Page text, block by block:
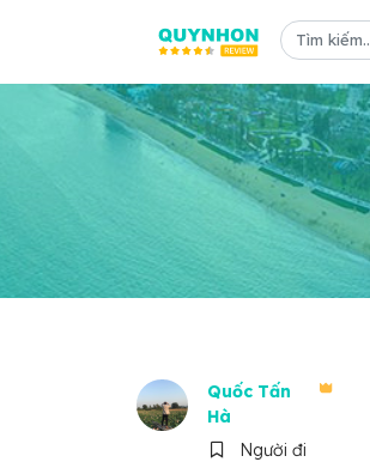
Quốc Tấn
Hà
Người đi